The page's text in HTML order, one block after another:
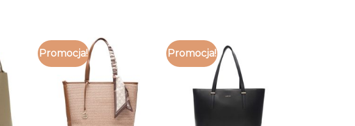
Promocja! Promocja!